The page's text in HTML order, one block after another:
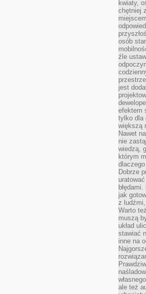
kwiaty,
chętniej
osób
źle
jest
efektem
tylko dla
większą
Nawet
nie
wiedzą,
którym
Dobrze
jak
z
Warto
muszą
układ
stawiać
inne na
ale też